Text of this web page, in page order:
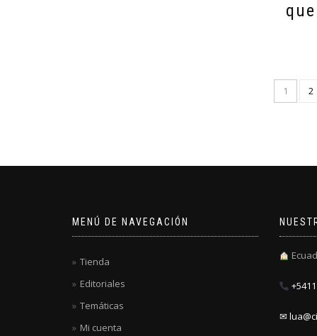
1 2
MENÚ DE NAVEGACIÓN
Tienda
Editoriales
Temáticas
Mi cuenta
✉